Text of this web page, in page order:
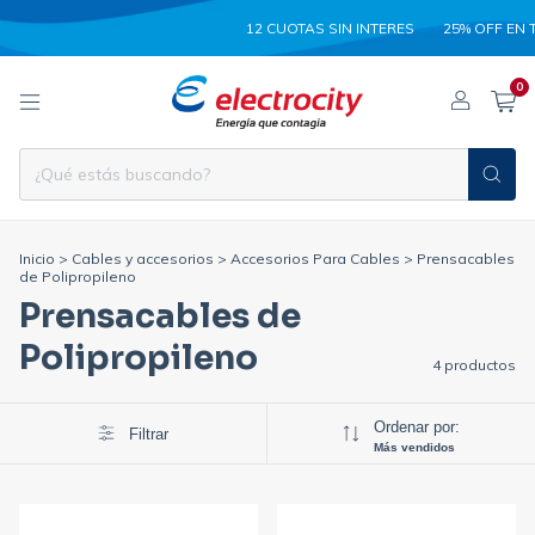
12 CUOTAS SIN INTERES 25% OFF EN
0
Inicio > Cables y accesorios > Accesorios Para Cables > Prensacables
de Polipropileno
Prensacables de
Polipropileno
4 productos
Filtrar Ordenar por:
Más vendidos